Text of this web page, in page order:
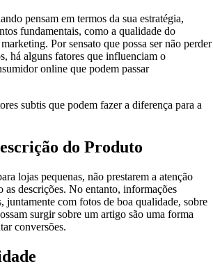
pensam em termos da sua estratégia,
fundamentais, como a qualidade do
Por sensato que possa ser não perder
há alguns fatores que influenciam o
online que podem passar
subtis que podem fazer a diferença para a
do Produto
lojas pequenas, não prestarem a atenção
as descrições. No entanto, informações
juntamente com fotos de boa qualidade, sobre
surgir sobre um artigo são uma forma
conversões.